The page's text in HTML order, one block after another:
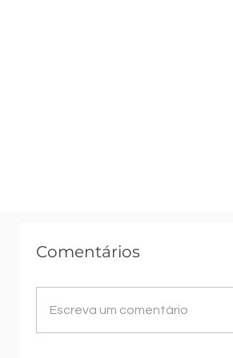
Comentários
Escreva um comentário